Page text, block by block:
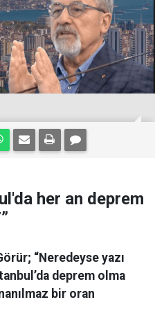
her an deprem
“Neredeyse yazı
deprem olma
bir oran